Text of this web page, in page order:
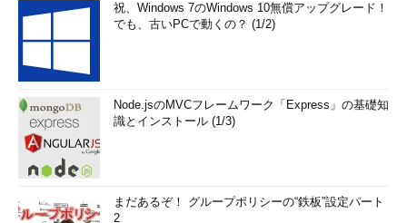
また、P_MD5とP_SHA-1の両方を使っているのは、PRFの安全
性をより高めるためである。どちらか一方だけでは、そのハッシ
ュ関数が破られたときに、TLS自身の安全性まで連鎖破綻するか
もしれない。両関数を同時に使用することで、たとえ一方の関数
が破られた場合でも、破られていない方の関数でTLSの安全性が
確保できるという考え方である。
祝、Windows 7のWindows 10無償アップグレード！
でも、古いPCで動くの？ (1/2)
Node.jsのMVCフレームワーク「Express」の基礎知
識とインストール (1/3)
まだあるぞ！ グループポリシーの“鉄板”設定パート
2